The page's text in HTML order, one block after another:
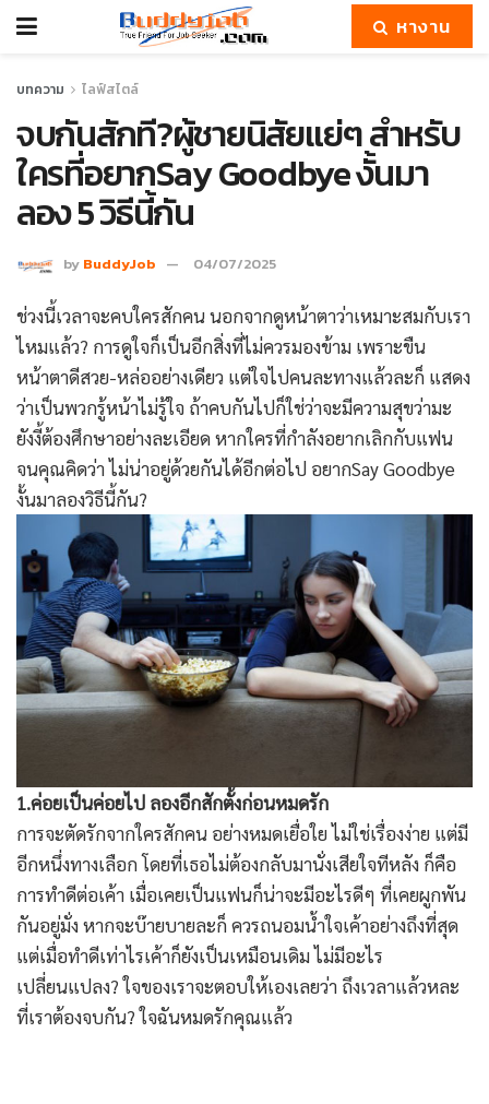
หางาน
บทความ ไลฟ์สไตล์
จบกันสักที?ผู้ชายนิสัยแย่ๆ สำหรับ
ใครที่อยากSay Goodbye งั้นมา
ลอง 5 วิธีนี้กัน
by BuddyJob 04/07/2025
ช่วงนี้เวลาจะคบใครสักคน นอกจากดูหน้าตาว่าเหมาะสมกับเรา
ไหมแล้ว? การดูใจก็เป็นอีกสิ่งที่ไม่ควรมองข้าม เพราะขืน
หน้าตาดีสวย-หล่ออย่างเดียว แต่ใจไปคนละทางแล้วละก็ แสดง
ว่าเป็นพวกรู้หน้าไม่รู้ใจ ถ้าคบกันไปก็ใช่ว่าจะมีความสุขว่ามะ
ยังงี้ต้องศึกษาอย่างละเอียด หากใครที่กำลังอยากเลิกกับแฟน
จนคุณคิดว่า ไม่น่าอยู่ด้วยกันได้อีกต่อไป อยากSay Goodbye
งั้นมาลองวิธีนี้กัน?
1.ค่อยเป็นค่อยไป ลองอีกสักตั้งก่อนหมดรัก
การจะตัดรักจากใครสักคน อย่างหมดเยื่อใย ไม่ใช่เรื่องง่าย แต่มี
อีกหนึ่งทางเลือก โดยที่เธอไม่ต้องกลับมานั่งเสียใจทีหลัง ก็คือ
การทำดีต่อเค้า เมื่อเคยเป็นแฟนก็น่าจะมีอะไรดีๆ ที่เคยผูกพัน
กันอยู่มั่ง หากจะบ๊ายบายละก็ ควรถนอมน้ำใจเค้าอย่างถึงที่สุด
แต่เมื่อทำดีเท่าไรเค้าก็ยังเป็นเหมือนเดิม ไม่มีอะไร
เปลี่ยนแปลง? ใจของเราจะตอบให้เองเลยว่า ถึงเวลาแล้วหละ
ที่เราต้องจบกัน? ใจฉันหมดรักคุณแล้ว